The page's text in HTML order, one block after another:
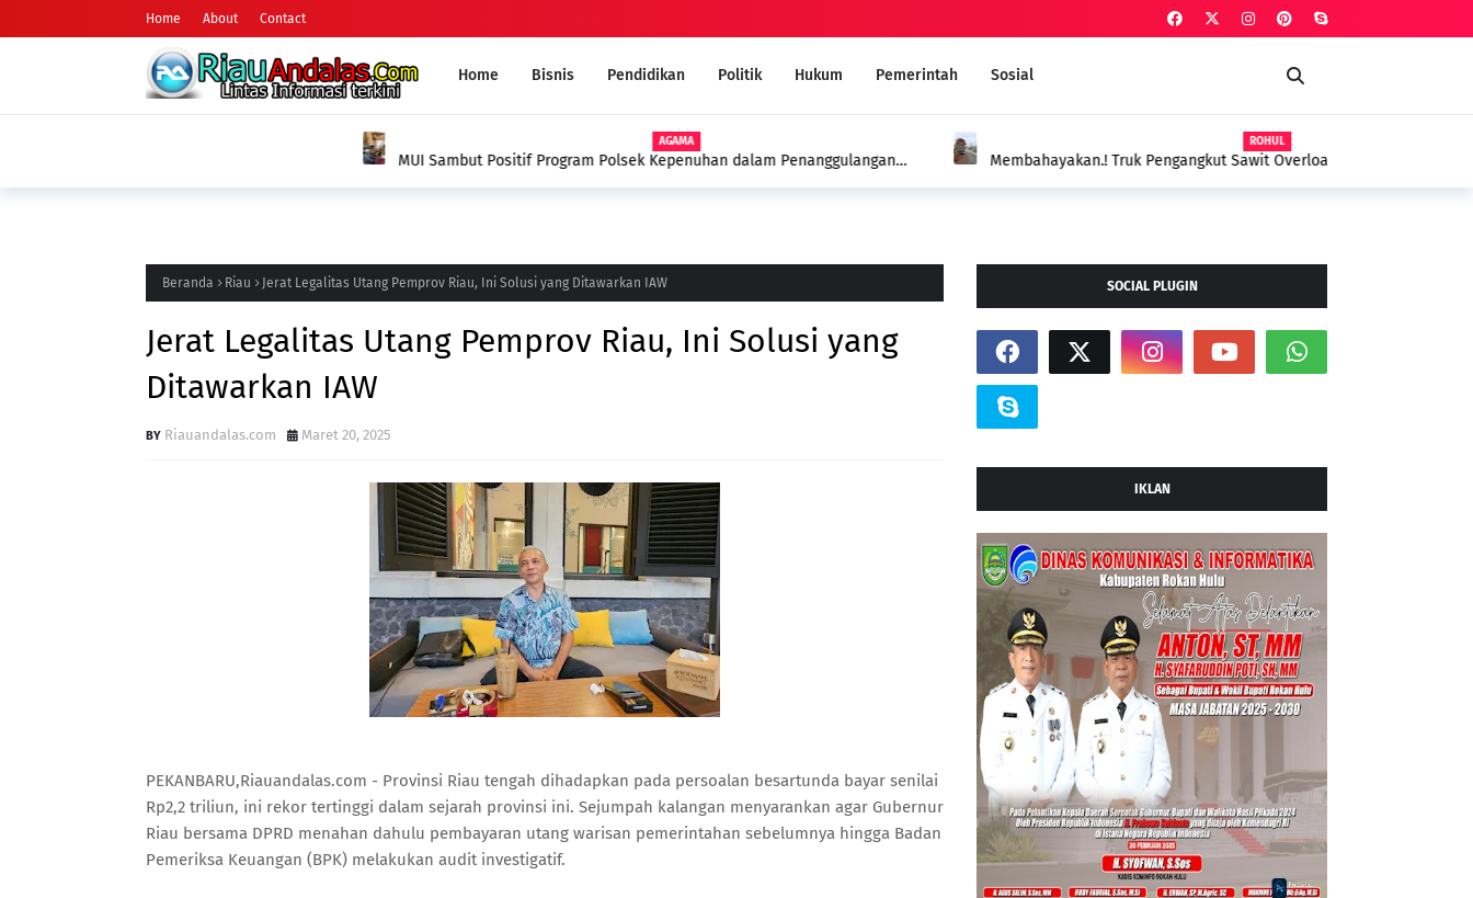
Home About Contact
Home Bisnis Pendidikan Politik Hukum Pemerintah Sosial
MUI Sambut Positif Program Polsek Kepenuhan dalam Penanggulangan
Membahayakan.! Truk Pengangkut Sawit Overload Tanpa Jaring Pengaman
Beranda Riau Jerat Legalitas Utang Pemprov Riau, Ini Solusi yang Ditawarkan IAW
Jerat Legalitas Utang Pemprov Riau, Ini Solusi yang
Ditawarkan IAW
Riauandalas.com Maret 20, 2025
PEKANBARU,Riauandalas.com - Provinsi Riau tengah dihadapkan pada persoalan besartunda bayar senilai
Rp2,2 triliun, ini rekor tertinggi dalam sejarah provinsi ini. Sejumpah kalangan menyarankan agar Gubernur
Riau bersama DPRD menahan dahulu pembayaran utang warisan pemerintahan sebelumnya hingga Badan
Pemeriksa Keuangan (BPK) melakukan audit investigatif.
SOCIAL PLUGIN
IKLAN